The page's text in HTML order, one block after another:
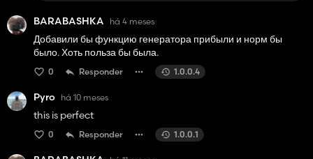
BARABASHKA há 4 meses
Добавили бы функцию генератора прибыли и норм бы
было. Хоть польза бы была.
0 Responder 1.0.0.4
Pyro há 10 meses
this is perfect
0 Responder 1.0.0.1